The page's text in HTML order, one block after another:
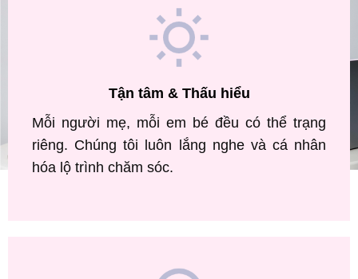
Tận tâm & Thấu hiểu
Mỗi người mẹ, mỗi em bé đều có thể trạng
riêng. Chúng tôi luôn lắng nghe và cá nhân
hóa lộ trình chăm sóc.